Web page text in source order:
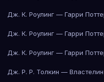
Дж. К. Роулинг — Гарри
Дж. К. Роулинг — Гарри
Дж. К. Роулинг — Гарри
Дж. Р. Р. Толкин — Властелин